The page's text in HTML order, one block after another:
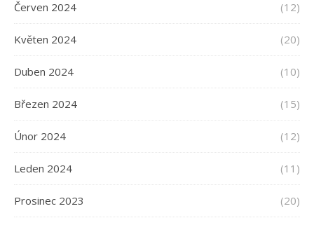
Červen 2024 (12)
Květen 2024 (20)
Duben 2024 (10)
Březen 2024 (15)
Únor 2024 (12)
Leden 2024 (11)
Prosinec 2023 (20)